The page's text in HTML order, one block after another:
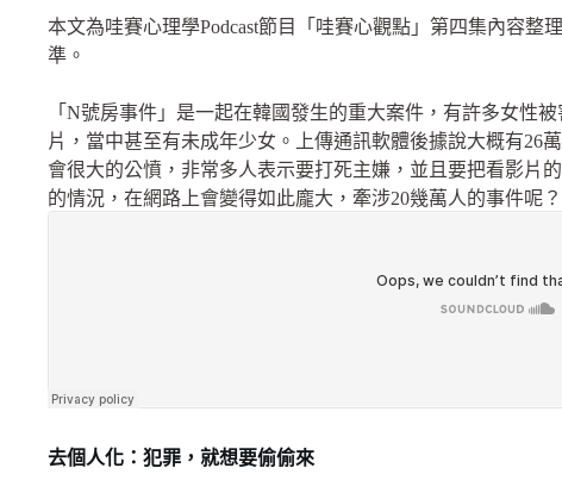
本文為哇賽心理學Podcast節目「哇賽心觀點」第四集內容整
準。
「 N號房事件」是一起在韓國發生的重大案件，有許多女性
片，當中甚至有未成年少女。上傳通訊軟體後據說大概有26
會很大的公憤，非常多人表示要打死主嫌，並且要把看影片
的情況，在網路上會變得如此龐大，牽涉20幾萬人的事件呢？
去個人化：犯罪，就想要偷偷來